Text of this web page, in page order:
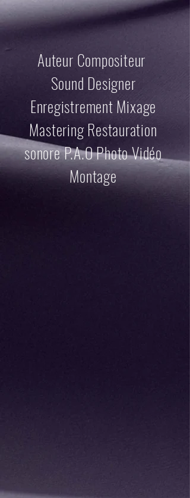
Auteur Compositeur
Sound Designer
Enregistrement Mixage
Mastering Restauration
sonore P.A.O Photo Vidéo
Montage